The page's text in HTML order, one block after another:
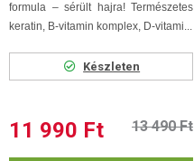
formula – sérült hajra! Természetes
keratin, B-vitamin komplex, D-vitami...
Készleten
11 990 Ft 13 490 Ft